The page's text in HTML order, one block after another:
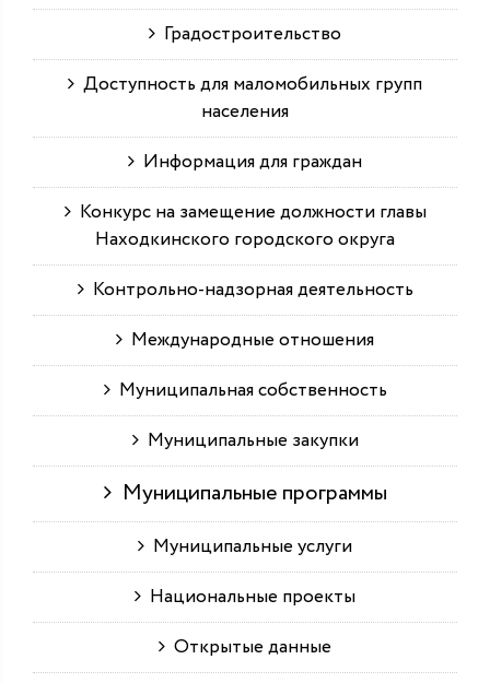
Градостроительство
Доступность для маломобильных групп
населения
Информация для граждан
Конкурс на замещение должности главы
Находкинского городского округа
Контрольно-надзорная деятельность
Международные отношения
Муниципальная собственность
Муниципальные закупки
Муниципальные программы
Муниципальные услуги
Национальные проекты
Открытые данные